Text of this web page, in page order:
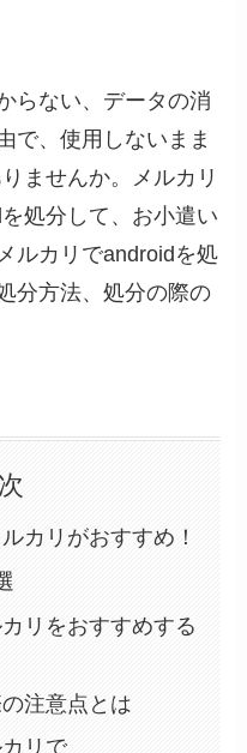
らない、データの消
で、使用しないまま
ませんか。メルカリ
処分して、お小遣い
ルカリでandroidを処
分方法、処分の際の
カリがおすすめ！
リをおすすめする
注意点とは
リで